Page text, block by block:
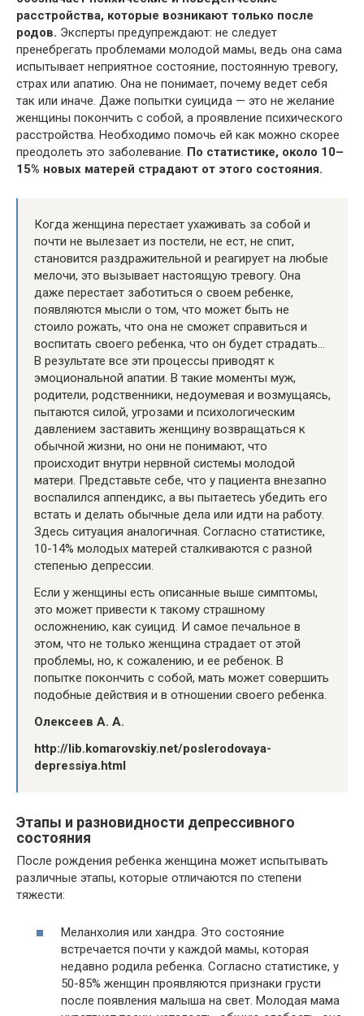
расстройства, которые возникают только после
родов. Эксперты предупреждают: не следует
пренебрегать проблемами молодой мамы, ведь она сама
испытывает неприятное состояние, постоянную тревогу,
страх или апатию. Она не понимает, почему ведет себя
так или иначе. Даже попытки суицида — это не желание
женщины покончить с собой, а проявление психического
расстройства. Необходимо помочь ей как можно скорее
преодолеть это заболевание. По статистике, около 10–
15% новых матерей страдают от этого состояния.
Когда женщина перестает ухаживать за собой и
почти не вылезает из постели, не ест, не спит,
становится раздражительной и реагирует на любые
мелочи, это вызывает настоящую тревогу. Она
даже перестает заботиться о своем ребенке,
появляются мысли о том, что может быть не
стоило рожать, что она не сможет справиться и
воспитать своего ребенка, что он будет страдать…
В результате все эти процессы приводят к
эмоциональной апатии. В такие моменты муж,
родители, родственники, недоумевая и возмущаясь,
пытаются силой, угрозами и психологическим
давлением заставить женщину возвращаться к
обычной жизни, но они не понимают, что
происходит внутри нервной системы молодой
матери. Представьте себе, что у пациента внезапно
воспалился аппендикс, а вы пытаетесь убедить его
встать и делать обычные дела или идти на работу.
Здесь ситуация аналогичная. Согласно статистике,
10-14% молодых матерей сталкиваются с разной
степенью депрессии.
Если у женщины есть описанные выше симптомы,
это может привести к такому страшному
осложнению, как суицид. И самое печальное в
этом, что не только женщина страдает от этой
проблемы, но, к сожалению, и ее ребенок. В
попытке покончить с собой, мать может совершить
подобные действия и в отношении своего ребенка.
Олексеев А. А.
http://lib.komarovskiy.net/poslerodovaya-
depressiya.html
Этапы и разновидности депрессивного
состояния
После рождения ребенка женщина может испытывать
различные этапы, которые отличаются по степени
тяжести:
Меланхолия или хандра. Это состояние
встречается почти у каждой мамы, которая
недавно родила ребенка. Согласно статистике, у
50-85% женщин проявляются признаки грусти
после появления малыша на свет. Молодая мама